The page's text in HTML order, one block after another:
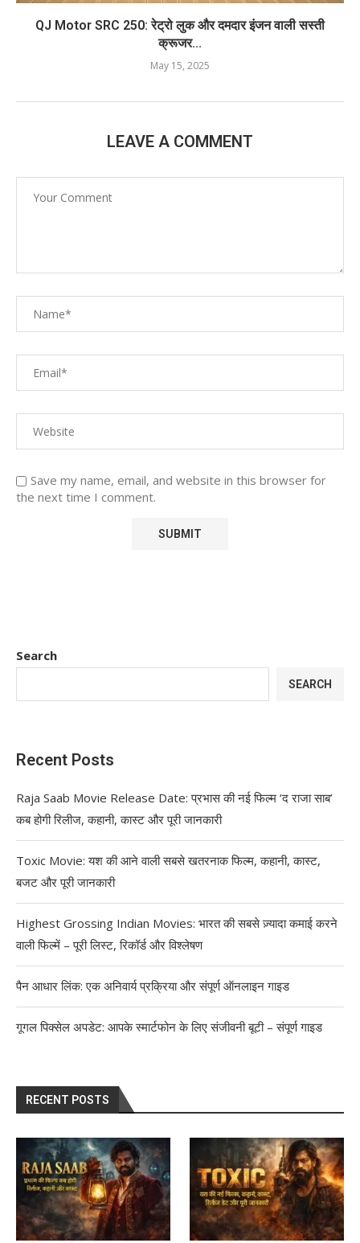
QJ Motor SRC 250: रेट्रो लुक और दमदार इंजन वाली सस्ती
क्रूजर...
May 15, 2025
LEAVE A COMMENT
Save my name, email, and website in this browser for
the next time I comment.
Search
SEARCH
Recent Posts
Raja Saab Movie Release Date: प्रभास की नई फिल्म ‘द राजा साब’
कब होगी रिलीज, कहानी, कास्ट और पूरी जानकारी
Toxic Movie: यश की आने वाली सबसे खतरनाक फिल्म, कहानी, कास्ट,
बजट और पूरी जानकारी
Highest Grossing Indian Movies: भारत की सबसे ज़्यादा कमाई करने
वाली फिल्में – पूरी लिस्ट, रिकॉर्ड और विश्लेषण
पैन आधार लिंक: एक अनिवार्य प्रक्रिया और संपूर्ण ऑनलाइन गाइड
गूगल पिक्सेल अपडेट: आपके स्मार्टफोन के लिए संजीवनी बूटी – संपूर्ण गाइड
RECENT POSTS